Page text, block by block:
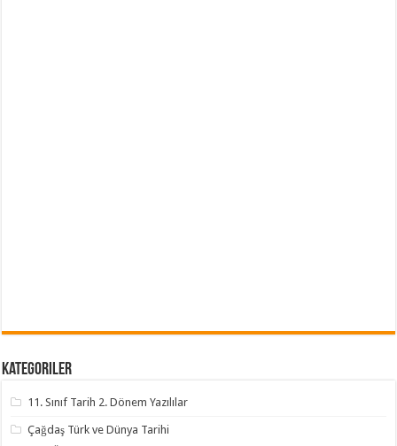
Kategoriler
11. Sınıf Tarih 2. Dönem Yazılılar
Çağdaş Türk ve Dünya Tarihi